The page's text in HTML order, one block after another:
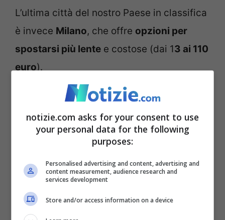
L’ultima città del nostro Paese in classifica
è invece Milano, che offre opzioni per
spostarsi più lente e costose (dai 13 ai 110
euro).
Secondo Omio, il capoluogo lombardo,
insieme conMonaco di Baviera e
Reykjavik, è anche una dellecittà europee
studio della piattaforma prende come
riferimento
tra le più importanti d’Europa.
notizie.com asks for your consent to use
your personal data for the following
purposes:
Personalised advertising and content, advertising and
content measurement, audience research and
services development
Store and/or access information on a device